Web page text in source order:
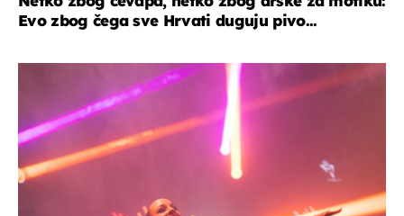
Evo zbog čega sve Hrvati duguju pivo...